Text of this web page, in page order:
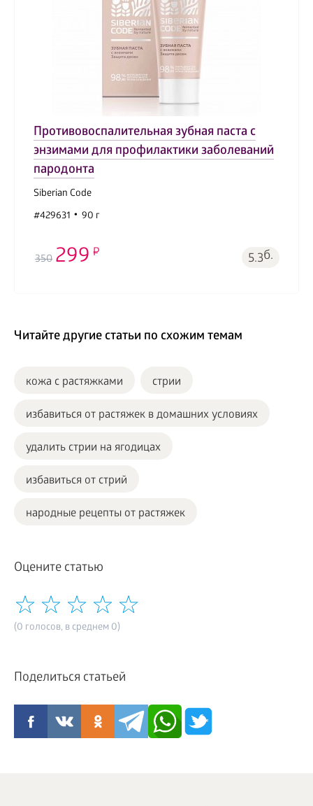
Противовоспалительная зубная паста с
энзимами для профилактики заболеваний
пародонта
Siberian Code
#429631
90 г
350 299 5.3б.
Читайте другие статьи по схожим темам
кожа с растяжками стрии
избавиться от растяжек в домашних условиях
удалить стрии на ягодицах
избавиться от стрий
народные рецепты от растяжек
Оцените статью
(0 голосов, в среднем 0)
Поделиться статьей